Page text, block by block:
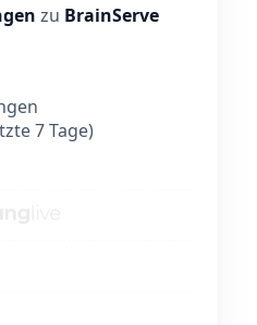
zu BrainServe
7 Tage)